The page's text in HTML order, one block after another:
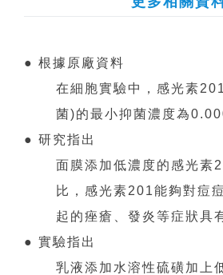
● 根據原廠資料
在細胞實驗中，感光素
菌)的最小抑菌濃度為
● 研究指出
面膜添加低濃度的感光素
比，感光素201能夠對痘
起的痤瘡、發炎等症狀具
● 實驗指出
乳液添加水溶性硫磺加上